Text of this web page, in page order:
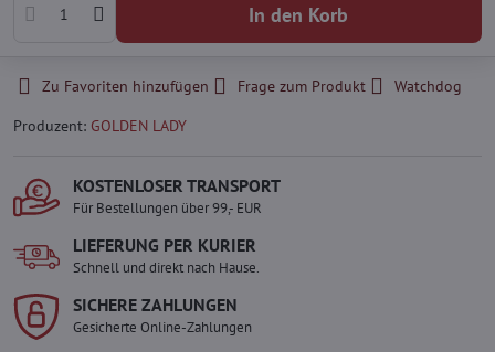
In den Korb
Zu Favoriten hinzufügen Frage zum Produkt
Watchdog
Produzent: GOLDEN LADY
KOSTENLOSER TRANSPORT
Für Bestellungen über 99,- EUR
LIEFERUNG PER KURIER
Schnell und direkt nach Hause.
SICHERE ZAHLUNGEN
Gesicherte Online-Zahlungen